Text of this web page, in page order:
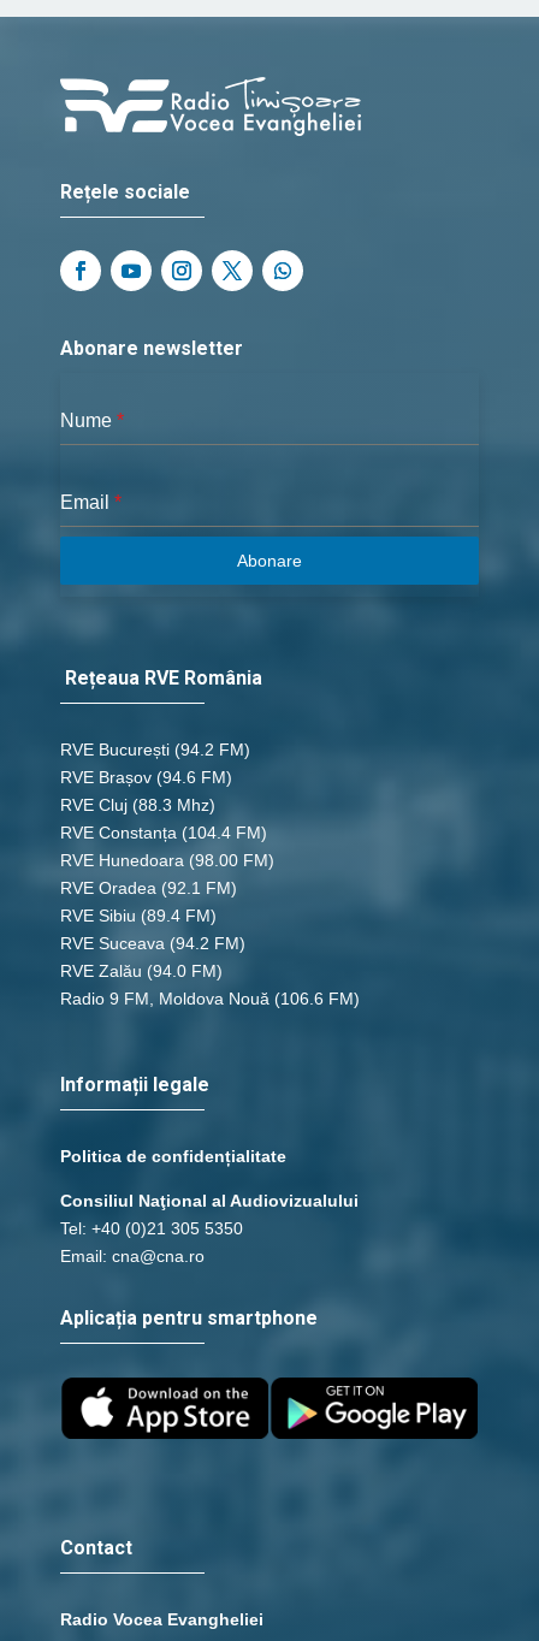
Rețele sociale
Abonare newsletter
Nume *
Email *
Abonare
Rețeaua RVE România
RVE București (94.2 FM)
RVE Brașov (94.6 FM)
RVE Cluj (88.3 Mhz)
RVE Constanța (104.4 FM)
RVE Hunedoara (98.00 FM)
RVE Oradea (92.1 FM)
RVE Sibiu (89.4 FM)
RVE Suceava (94.2 FM)
RVE Zalău (94.0 FM)
Radio 9 FM, Moldova Nouă (106.6 FM)
Informații legale
Politica de confidențialitate
Consiliul Naţional al Audiovizualului
Tel: +40 (0)21 305 5350
Email: cna@cna.ro
Aplicația pentru smartphone
Contact
Radio Vocea Evangheliei